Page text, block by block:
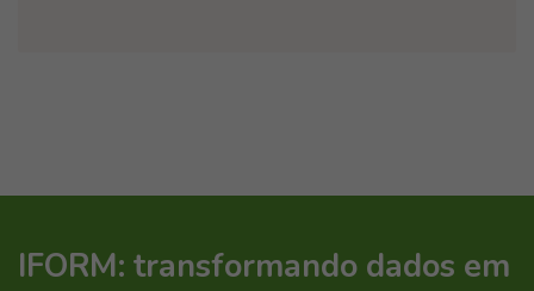
IFORM: transformando dados em